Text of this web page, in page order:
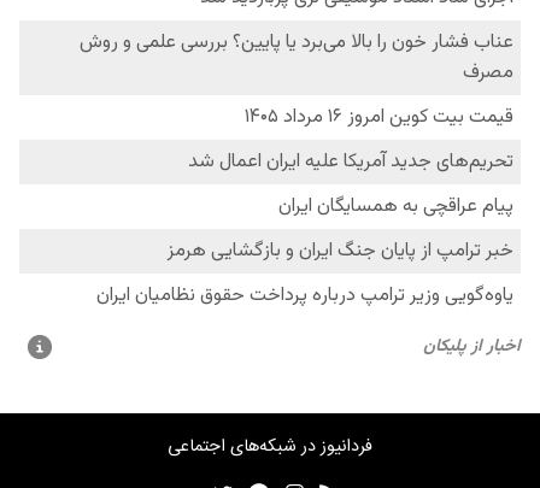
فردانیوز در شبکه‌های اجتماعی